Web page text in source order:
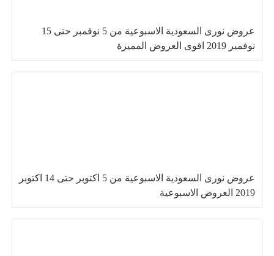
عروض نورى السعودية الاسبوعية من 5 نوفمبر حتى 15
نوفمبر 2019 اقوى العروض المميزة
عروض نورى السعودية الاسبوعية من 5 اكتوبر حتى 14 اكتوبر
2019 العروض الاسبوعية